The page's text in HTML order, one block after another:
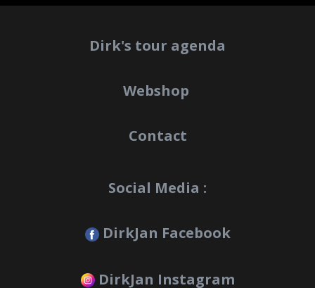
Dirk's tour agenda
Webshop
Contact
Social Media :
DirkJan Facebook
DirkJan Instagram